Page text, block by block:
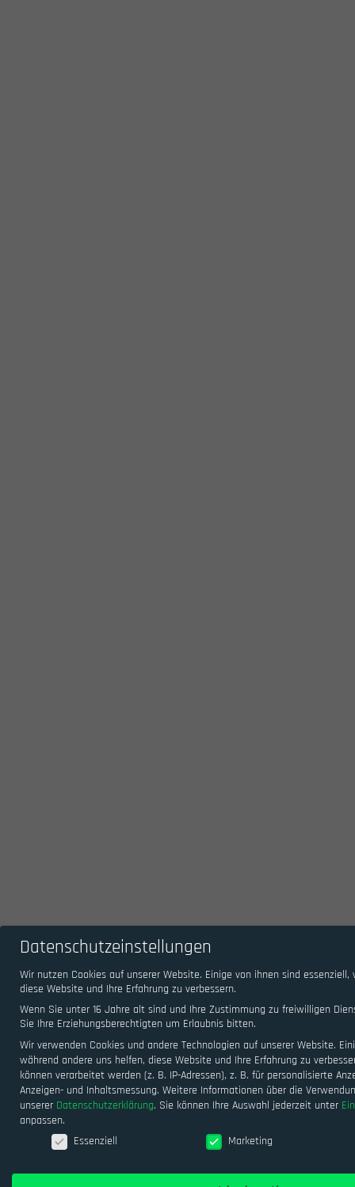
Datenschutzeinstellungen
Wir nutzen Cookies auf unserer Website. Einige von ihnen sind
diese Website und Ihre Erfahrung zu verbessern.
Wenn Sie unter 16 Jahre alt sind und Ihre Zustimmung zu freiwilligen
Sie Ihre Erziehungsberechtigten um Erlaubnis bitten.
Wir verwenden Cookies und andere Technologien auf unserer Website.
während andere uns helfen, diese Website und Ihre Erfahrung zu
können verarbeitet werden (z. B. IP-Adressen), z. B. für personalisierte
Anzeigen- und Inhaltsmessung. Weitere Informationen über die
unserer Datenschutzerklärung. Sie können Ihre Auswahl jederzeit unter
anpassen.
Datenschutzeinstellungen
Essenziell Marketing